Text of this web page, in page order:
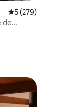
: 4,99 sur 5
Évaluation
5 (279)
de